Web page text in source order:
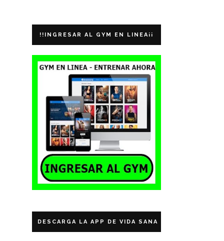
!!INGRESAR AL GYM EN LINEA¡¡
DESCARGA LA APP DE VIDA SANA ECUADOR